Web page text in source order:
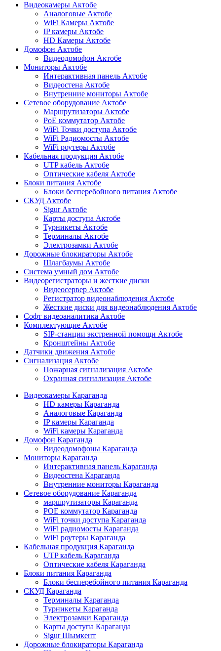
Видеокамеры Актобе
Аналоговые Актобе
WiFi Камеры Актобе
IP камеры Актобе
HD Камеры Актобе
Домофон Актобе
Видеодомофон Актобе
Мониторы Актобе
Интерактивная панель Актобе
Видеостена Актобе
Внутренние мониторы Актобе
Сетевое оборудование Актобе
Маршрутизаторы Актобе
PoE коммутатор Актобе
WiFi Точки доступа Актобе
WiFi Радиомосты Актобе
WiFi роутеры Актобе
Кабельная продукция Актобе
UTP кабель Актобе
Оптические кабеля Актобе
Блоки питания Актобе
Блоки бесперебойного питания Актобе
СКУД Актобе
Sigur Актобе
Карты доступа Актобе
Турникеты Актобе
Терминалы Актобе
Электрозамки Актобе
Дорожные блокираторы Актобе
Шлагбаумы Актобе
Система умный дом Актобе
Видеорегистраторы и жесткие диски
Видеосервер Актобе
Регистратор видеонаблюдения Актобе
Жесткие диски для видеонаблюдения Актобе
Софт видеоаналитика Актобе
Комплектующие Актобе
SIP-станции экстренной помощи Актобе
Кронштейны Актобе
Датчики движения Актобе
Сигнализация Актобе
Пожарная сигнализация Актобе
Охранная сигнализация Актобе
Видеокамеры Караганда
HD камеры Караганда
Аналоговые Караганда
IP камеры Караганда
WiFi камеры Караганда
Домофон Караганда
Видеодомофоны Караганда
Мониторы Караганда
Интерактивная панель Караганда
Видеостена Караганда
Внутренние мониторы Караганда
Сетевое оборудование Караганда
маршрутизаторы Караганда
POE коммутатор Караганда
WiFi точки доступа Караганда
WiFi радиомосты Караганда
WiFi роутеры Караганда
Кабельная продукция Караганда
UTP кабель Караганда
Оптические кабеля Караганда
Блоки питания Караганда
Блоки бесперебойного питания Караганда
СКУД Караганда
Терминалы Караганда
Турникеты Караганда
Электрозамки Караганда
Карты доступа Караганда
Sigur Шымкент
Дорожные блокираторы Караганда